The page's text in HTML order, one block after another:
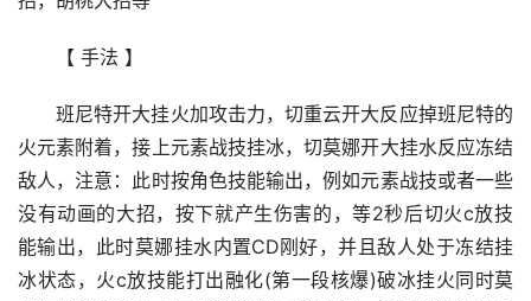
【 手法 】
班尼特开大挂火加攻击力，切重云开大反应掉班尼特的
火元素附着，接上元素战技挂冰，切莫娜开大挂水反应冻结
敌人，注意：此时按角色技能输出，例如元素战技或者一些
没有动画的大招，按下就产生伤害的，等2秒后切火c放技
能输出，此时莫娜挂水内置CD刚好，并且敌人处于冻结挂
冰状态，火c放技能打出融化(第一段核爆)破冰挂火同时莫